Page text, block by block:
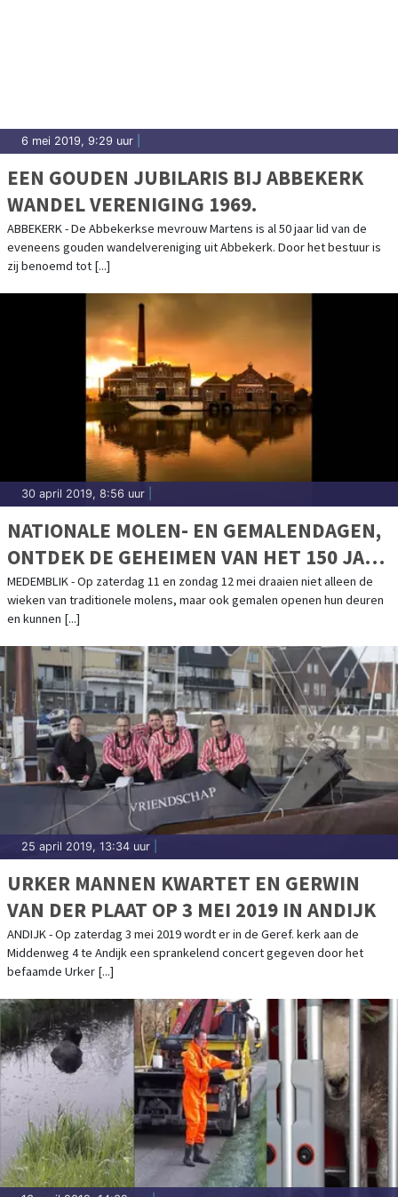
6 mei 2019, 9:29 uur
EEN GOUDEN JUBILARIS BIJ ABBEKERK
WANDEL VERENIGING 1969.
ABBEKERK - De Abbekerkse mevrouw Martens is al 50 jaar lid van de
eveneens gouden wandelvereniging uit Abbekerk. Door het bestuur is
zij benoemd tot [...]
30 april 2019, 8:56 uur
NATIONALE MOLEN- EN GEMALENDAGEN,
ONTDEK DE GEHEIMEN VAN HET 150 JAAR
OUDE STOOMGEMAAL ‘VIER NOORDER
KOGGEN’!
MEDEMBLIK - Op zaterdag 11 en zondag 12 mei draaien niet alleen de
wieken van traditionele molens, maar ook gemalen openen hun deuren
en kunnen [...]
25 april 2019, 13:34 uur
URKER MANNEN KWARTET EN GERWIN
VAN DER PLAAT OP 3 MEI 2019 IN ANDIJK
ANDIJK - Op zaterdag 3 mei 2019 wordt er in de Geref. kerk aan de
Middenweg 4 te Andijk een sprankelend concert gegeven door het
befaamde Urker [...]